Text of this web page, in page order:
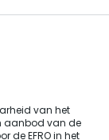
van het
aanbod van de
de EFRO in het